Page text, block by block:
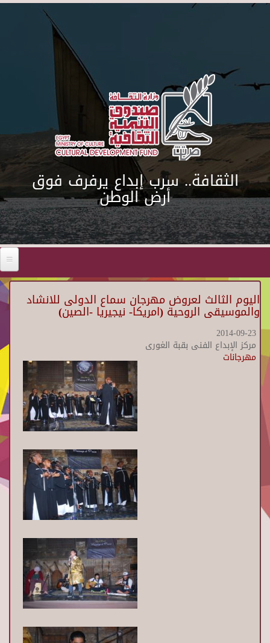
Skip to main content
الثقافة.. سرب إبداع يرفرف فوق
أرض الوطن
اليوم الثالث لعروض مهرجان سماع الدولى للانشاد
والموسيقى الروحية (امريكا- نيجيريا -الصين)
2014-09-23
مركز الإبداع الفنى بقبة الغورى
مهرجانات